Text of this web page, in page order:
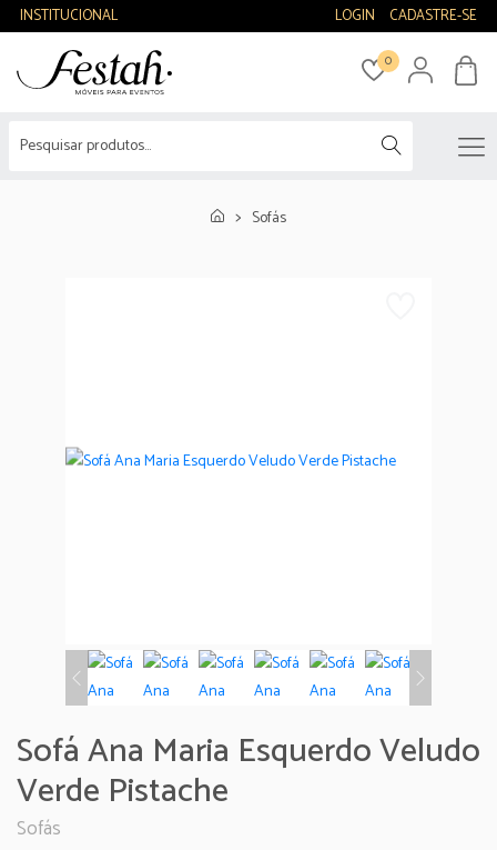
INSTITUCIONAL LOGIN CADASTRE-SE
0
Sofás
Sofá Ana Maria Esquerdo Veludo
Verde Pistache
Sofás